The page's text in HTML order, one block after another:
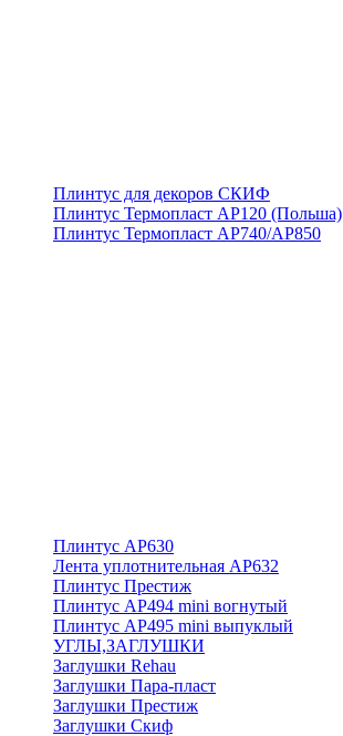
Плинтус для декоров СКИФ
Плинтус Термопласт АР120 (Польша)
Плинтус Термопласт АР740/АР850
Плинтус АР630
Лента уплотнительная АР632
Плинтус Престиж
Плинтус АР494 mini вогнутый
Плинтус АР495 mini выпуклый
УГЛЫ,ЗАГЛУШКИ
Заглушки Rehau
Заглушки Пара-пласт
Заглушки Престиж
Заглушки Скиф